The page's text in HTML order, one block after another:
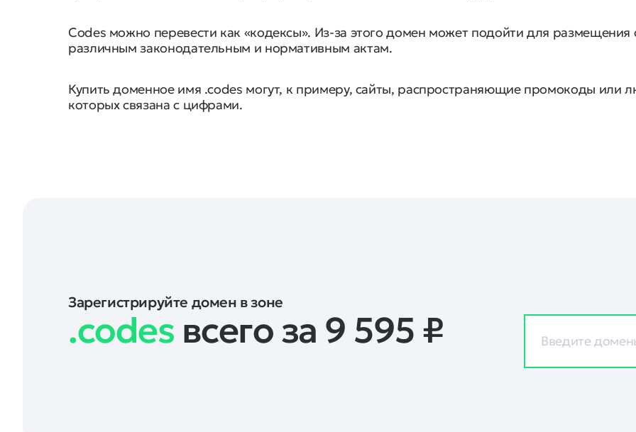
Codes можно перевести как «кодексы». Из-за этого домен может подойти для
различным законодательным и нормативным актам.
Купить доменное имя .codes могут, к примеру, сайты, распространяющие промокоды или
которых связана с цифрами.
Зарегистрируйте домен в зоне
.codes всего за 9 595 ₽